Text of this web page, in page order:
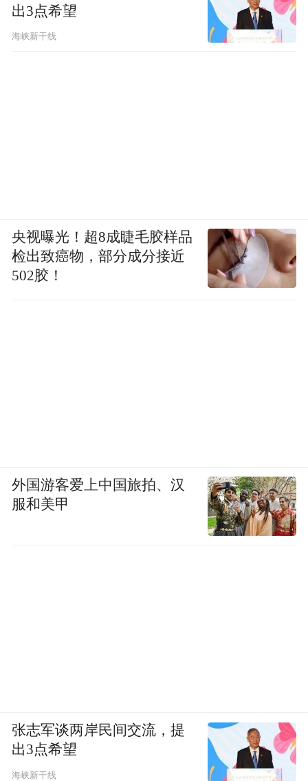
出3点希望
海峡新干线
央视曝光！超8成睫毛胶样品
检出致癌物，部分成分接近
502胶！
外国游客爱上中国旅拍、汉
服和美甲
张志军谈两岸民间交流，提
出3点希望
海峡新干线